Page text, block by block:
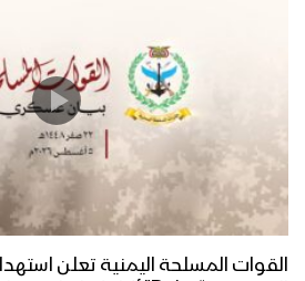
القوات المسلحة اليمنية تعلن